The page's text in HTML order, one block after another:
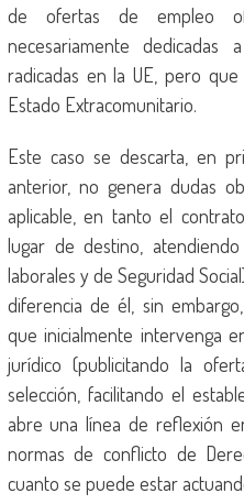
de ofertas de empleo
necesariamente dedicadas
radicadas en la UE, pero
Estado Extracomunitario.
Este caso se descarta, en
anterior, no genera dudas
aplicable, en tanto el
lugar de destino,
laborales y de Seguridad
diferencia de él, sin
que inicialmente intervenga
jurídico (publicitando la
selección, facilitando el
abre una línea de reflexión
normas de conflicto de
cuanto se puede estar